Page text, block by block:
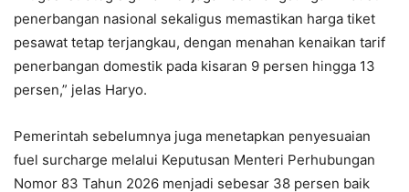
penerbangan nasional sekaligus memastikan harga tiket
pesawat tetap terjangkau, dengan menahan kenaikan tarif
penerbangan domestik pada kisaran 9 persen hingga 13
persen,” jelas Haryo.
Pemerintah sebelumnya juga menetapkan penyesuaian
fuel surcharge melalui Keputusan Menteri Perhubungan
Nomor 83 Tahun 2026 menjadi sebesar 38 persen baik